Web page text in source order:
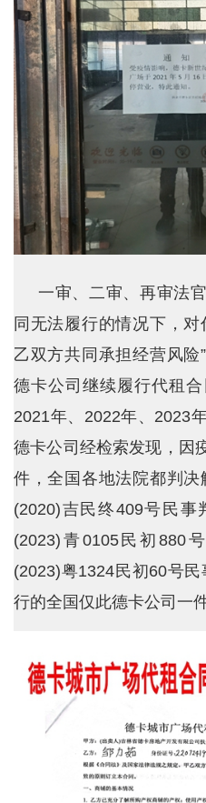
一审、二审、再审法
同无法履行的情况下，
乙双方共同承担经营风
德卡公司继续履行代租
2021年、2022年、2023
德卡公司经检索发现，因
件，全国各地法院都判
(2020)吉民终409号民
(2023)青0105民初880
(2023)粤1324民初60号
行的全国仅此德卡公司一件